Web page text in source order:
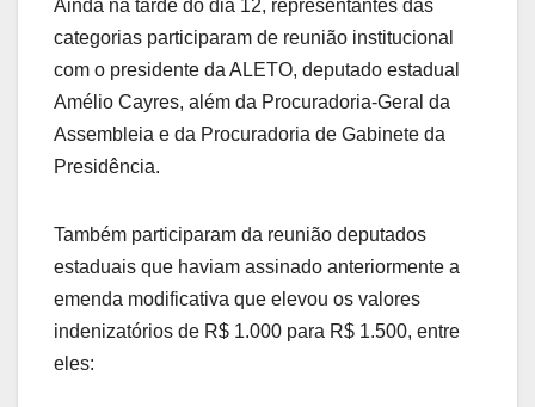
Ainda na tarde do dia 12, representantes das
categorias participaram de reunião institucional
com o presidente da ALETO, deputado estadual
Amélio Cayres, além da Procuradoria-Geral da
Assembleia e da Procuradoria de Gabinete da
Presidência.
Também participaram da reunião deputados
estaduais que haviam assinado anteriormente a
emenda modificativa que elevou os valores
indenizatórios de R$ 1.000 para R$ 1.500, entre
eles: